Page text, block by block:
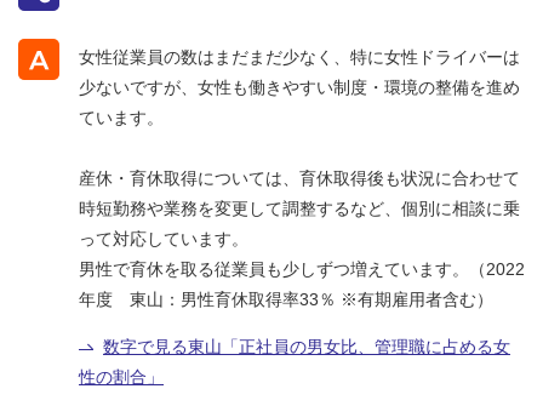
女性従業員の数はまだまだ少なく、特に女性ドライバーは
少ないですが、女性も働きやすい制度・環境の整備を進め
ています。
産休・育休取得については、育休取得後も状況に合わせて
時短勤務や業務を変更して調整するなど、個別に相談に乗
って対応しています。
男性で育休を取る従業員も少しずつ増えています。（2022
年度 東山：男性育休取得率33％ ※有期雇用者含む）
数字で見る東山「正社員の男女比、管理職に占める女
性の割合」